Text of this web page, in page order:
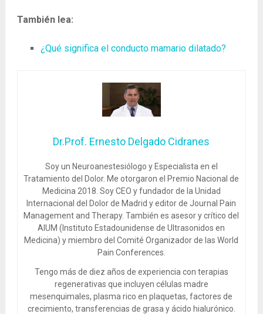
También lea:
¿Qué significa el conducto mamario dilatado?
Dr.Prof. Ernesto Delgado Cidranes
Soy un Neuroanestesiólogo y Especialista en el
Tratamiento del Dolor. Me otorgaron el Premio Nacional de
Medicina 2018. Soy CEO y fundador de la Unidad
Internacional del Dolor de Madrid y editor de Journal Pain
Management and Therapy. También es asesor y crítico del
AIUM (Instituto Estadounidense de Ultrasonidos en
Medicina) y miembro del Comité Organizador de las World
Pain Conferences.
Tengo más de diez años de experiencia con terapias
regenerativas que incluyen células madre
mesenquimales, plasma rico en plaquetas, factores de
crecimiento, transferencias de grasa y ácido hialurónico.